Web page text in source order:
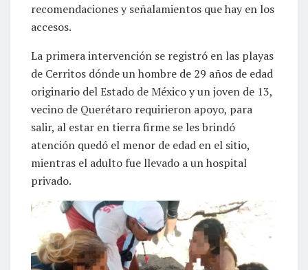
recomendaciones y señalamientos que hay en los
accesos.
La primera intervención se registró en las playas
de Cerritos dónde un hombre de 29 años de edad
originario del Estado de México y un joven de 13,
vecino de Querétaro requirieron apoyo, para
salir, al estar en tierra firme se les brindó
atención quedó el menor de edad en el sitio,
mientras el adulto fue llevado a un hospital
privado.